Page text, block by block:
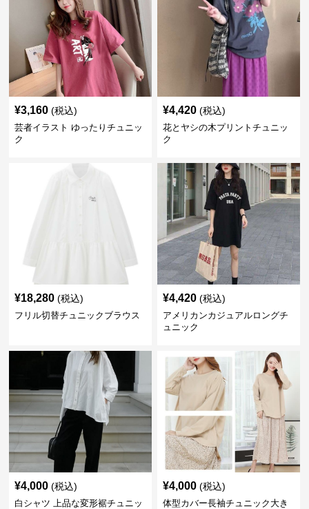
¥3,160 (税込)
芸者イラスト ゆったりチュニッ
ク
¥4,420 (税込)
花とヤシの木プリントチュニッ
ク
¥18,280 (税込)
フリル切替チュニックブラウス
¥4,420 (税込)
アメリカンカジュアルロングチ
ュニック
¥4,000 (税込)
白シャツ 上品な変形裾チュニッ
¥4,000 (税込)
体型カバー長袖チュニック大き